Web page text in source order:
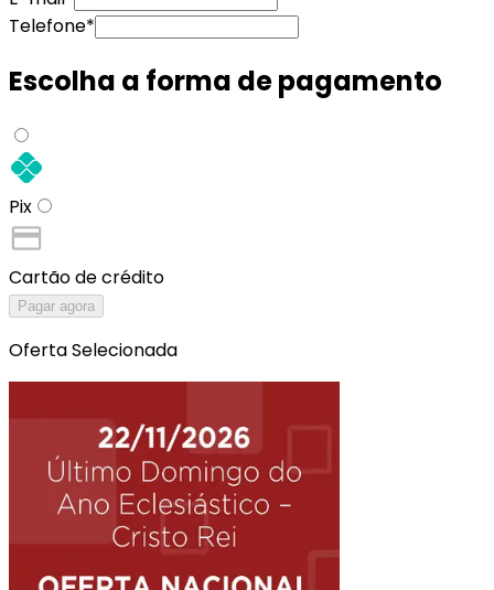
Telefone*
Escolha a forma de pagamento
Pix
Cartão de crédito
Pagar agora
Oferta Selecionada